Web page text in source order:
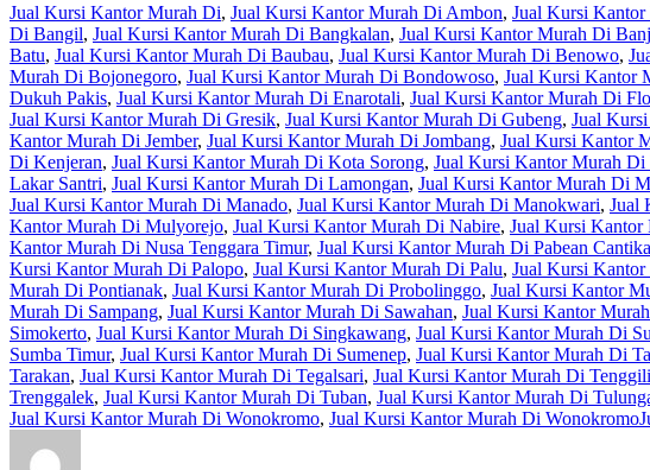
Jual Kursi Kantor Murah Di, Jual Kursi Kantor Murah Di Ambon, Jual Kursi
Di Bangil, Jual Kursi Kantor Murah Di Bangkalan, Jual Kursi Kantor Murah Di
Batu, Jual Kursi Kantor Murah Di Baubau, Jual Kursi Kantor Murah Di Benowo,
Murah Di Bojonegoro, Jual Kursi Kantor Murah Di Bondowoso, Jual Kursi Kantor
Dukuh Pakis, Jual Kursi Kantor Murah Di Enarotali, Jual Kursi Kantor Murah Di
Jual Kursi Kantor Murah Di Gresik, Jual Kursi Kantor Murah Di Gubeng, Jual
Kantor Murah Di Jember, Jual Kursi Kantor Murah Di Jombang, Jual Kursi Kantor
Di Kenjeran, Jual Kursi Kantor Murah Di Kota Sorong, Jual Kursi Kantor Murah Di
Lakar Santri, Jual Kursi Kantor Murah Di Lamongan, Jual Kursi Kantor Murah Di
Jual Kursi Kantor Murah Di Manado, Jual Kursi Kantor Murah Di Manokwari, Jual
Kantor Murah Di Mulyorejo, Jual Kursi Kantor Murah Di Nabire, Jual Kursi
Kantor Murah Di Nusa Tenggara Timur, Jual Kursi Kantor Murah Di Pabean
Kursi Kantor Murah Di Palopo, Jual Kursi Kantor Murah Di Palu, Jual Kursi Kantor
Murah Di Pontianak, Jual Kursi Kantor Murah Di Probolinggo, Jual Kursi Kantor
Murah Di Sampang, Jual Kursi Kantor Murah Di Sawahan, Jual Kursi Kantor
Simokerto, Jual Kursi Kantor Murah Di Singkawang, Jual Kursi Kantor Murah Di
Sumba Timur, Jual Kursi Kantor Murah Di Sumenep, Jual Kursi Kantor Murah Di
Tarakan, Jual Kursi Kantor Murah Di Tegalsari, Jual Kursi Kantor Murah Di
Trenggalek, Jual Kursi Kantor Murah Di Tuban, Jual Kursi Kantor Murah Di
Jual Kursi Kantor Murah Di Wonokromo, Jual Kursi Kantor Murah Di